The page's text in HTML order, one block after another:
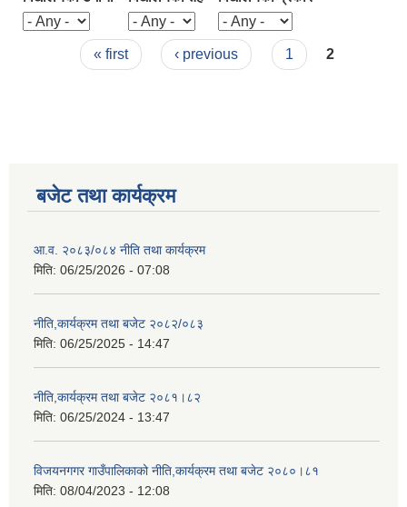
Pages« first ‹ previous 1 2
बजेट तथा कार्यक्रम
आ.व. २०८३/०८४ नीति तथा कार्यक्रम
मिति: 06/25/2026 - 07:08
नीति,कार्यक्रम तथा बजेट २०८२/०८३
मिति: 06/25/2025 - 14:47
नीति,कार्यक्रम तथा बजेट २०८१।८२
मिति: 06/25/2024 - 13:47
विजयनगगर गाउँपालिकाको नीति,कार्यक्रम तथा बजेट २०८०।८१
मिति: 08/04/2023 - 12:08